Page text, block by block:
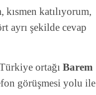
kısmen katılıyorum,
ayrı şekilde cevap
ortağı Barem
görüşmesi yolu ile